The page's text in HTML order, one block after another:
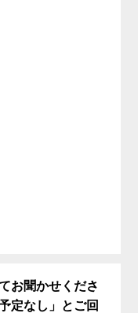
お聞かせくださ
定なし」とご回